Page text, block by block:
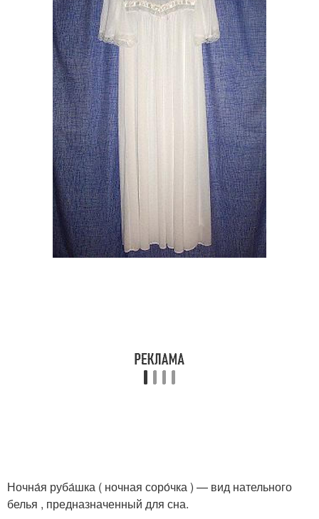
Ночна́я руба́шка ( ночная соро́чка ) — вид нательного
белья , предназначенный для сна.